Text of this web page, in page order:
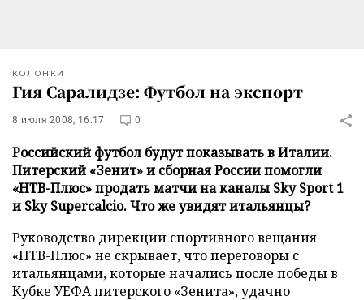
КОЛОНКИ
Гия Саралидзе: Футбол на экспорт
8 июля 2008, 16:17 0
Российский футбол будут показывать в Италии.
Питерский «Зенит» и сборная России помогли
«НТВ-Плюс» продать матчи на каналы Sky Sport 1
и Sky Supercalcio. Что же увидят итальянцы?
Руководство дирекции спортивного вещания
«НТВ-Плюс» не скрывает, что переговоры с
итальянцами, которые начались после победы в
Кубке УЕФА питерского «Зенита», удачно